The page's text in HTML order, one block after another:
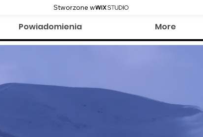
Stworzone w
Powiadomienia More